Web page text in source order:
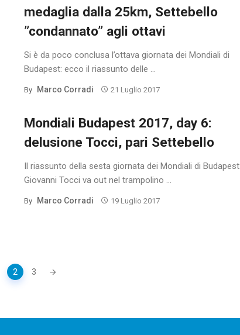
medaglia dalla 25km, Settebello
”condannato” agli ottavi
Si è da poco conclusa l’ottava giornata dei Mondiali di
Budapest: ecco il riassunto delle ...
By Marco Corradi 21 Luglio 2017
Mondiali Budapest 2017, day 6:
delusione Tocci, pari Settebello
Il riassunto della sesta giornata dei Mondiali di
Giovanni Tocci va out nel trampolino ...
By Marco Corradi 19 Luglio 2017
2 3